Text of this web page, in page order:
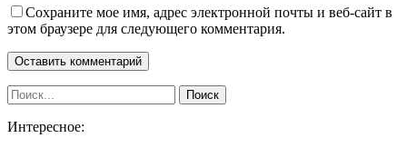
Сохраните мое имя, адрес электронной почты и веб-сайт в
этом браузере для следующего комментария.
Интересное: